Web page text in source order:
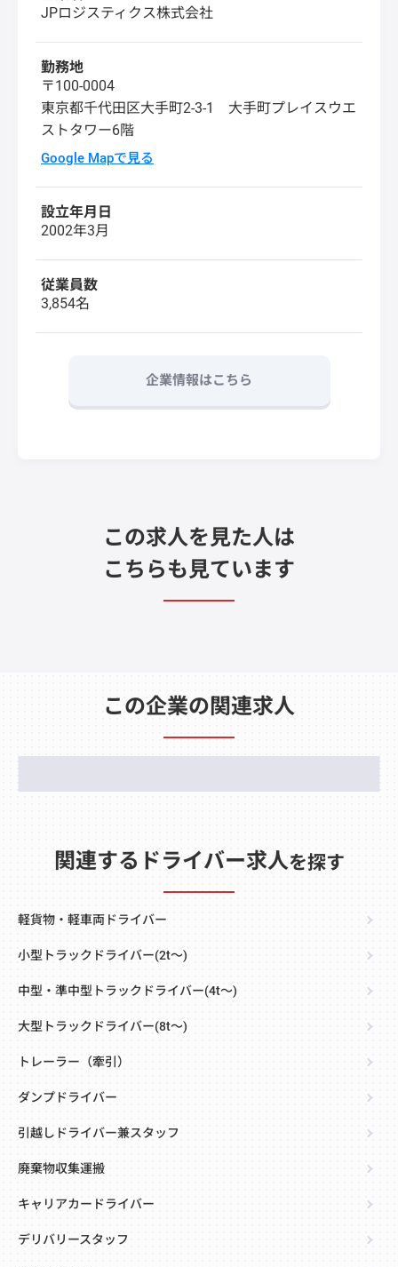
JPロジスティクス株式会社
勤務地
〒100-0004
東京都千代田区大手町2-3-1 大手町プレイスウエ
ストタワー6階
Google Mapで見る
設立年月日
2002年3月
従業員数
3,854名
企業情報はこちら
この求人を見た人は
こちらも見ています
この企業の関連求人
関連するドライバー求人を探す
軽貨物・軽車両ドライバー
小型トラックドライバー(2t～)
中型・準中型トラックドライバー(4t～)
大型トラックドライバー(8t～)
トレーラー（牽引）
ダンプドライバー
引越しドライバー兼スタッフ
廃棄物収集運搬
キャリアカードライバー
デリバリースタッフ